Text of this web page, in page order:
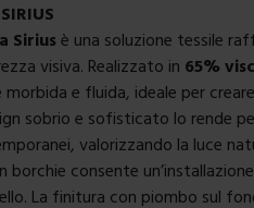
Siriusè una soluzione tessile
visiva. Realizzato in 65%
e fluida, ideale per
sobrio e sofisticato lo rende
valorizzando la luce
borchie consente
La finitura con piombo sul